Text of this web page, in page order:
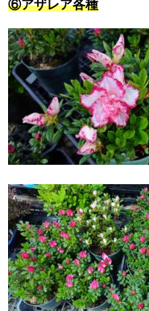
⑥アザレア各種